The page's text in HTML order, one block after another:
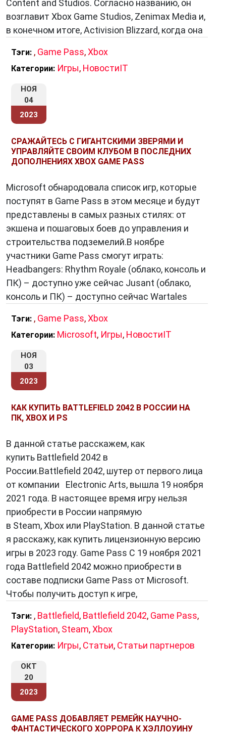
Content and Studios. Согласно названию, он
возглавит Xbox Game Studios, Zenimax Media и,
в конечном итоге, Activision Blizzard, когда она
Тэги: , Game Pass,Xbox
Категории: Игры, НовостиIT
НОЯ
04
2023
СРАЖАЙТЕСЬ С ГИГАНТСКИМИ ЗВЕРЯМИ И
УПРАВЛЯЙТЕ СВОИМ КЛУБОМ В ПОСЛЕДНИХ
ДОПОЛНЕНИЯХ XBOX GAME PASS
Microsoft обнародовала список игр, которые
поступят в Game Pass в этом месяце и будут
представлены в самых разных стилях: от
экшена и пошаговых боев до управления и
строительства подземелий.В ноябре
участники Game Pass смогут играть:
Headbangers: Rhythm Royale (облако, консоль и
ПК) – доступно уже сейчас Jusant (облако,
консоль и ПК) – доступно сейчас Wartales
Тэги: , Game Pass,Xbox
Категории: Microsoft, Игры, НовостиIT
НОЯ
03
2023
КАК КУПИТЬ BATTLEFIELD 2042 В РОССИИ НА
ПК, XBOX И PS
В данной статье расскажем, как
купить Battlefield 2042 в
России.Battlefield 2042, шутер от первого лица
от компании Electronic Arts, вышла 19 ноября
2021 года. В настоящее время игру нельзя
приобрести в России напрямую
в Steam, Xbox или PlayStation. В данной статье
я расскажу, как купить лицензионную версию
игры в 2023 году. Game Pass С 19 ноября 2021
года Battlefield 2042 можно приобрести в
составе подписки Game Pass от Microsoft.
Чтобы получить доступ к игре,
Тэги: , Battlefield, Battlefield 2042, Game Pass,
PlayStation, Steam,Xbox
Категории: Игры, Статьи, Статьи партнеров
ОКТ
20
2023
GAME PASS ДОБАВЛЯЕТ РЕМЕЙК НАУЧНО-
ФАНТАСТИЧЕСКОГО ХОРРОРА К ХЭЛЛОУИНУ